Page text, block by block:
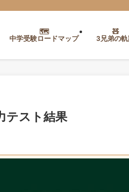
中学受験ロードマップ 3兄弟の
テスト結果